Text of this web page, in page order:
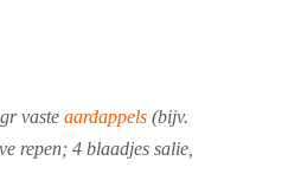
vaste aardappels (bijv.
repen; 4 blaadjes salie,